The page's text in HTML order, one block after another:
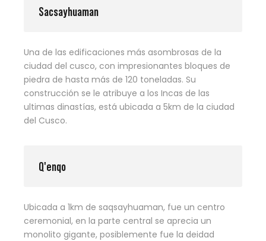
Sacsayhuaman
Una de las edificaciones más asombrosas de la
ciudad del cusco, con impresionantes bloques de
piedra de hasta más de 120 toneladas. Su
construcción se le atribuye a los Incas de las
ultimas dinastías, está ubicada a 5km de la ciudad
del Cusco.
Q'enqo
Ubicada a 1km de saqsayhuaman, fue un centro
ceremonial, en la parte central se aprecia un
monolito gigante, posiblemente fue la deidad